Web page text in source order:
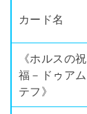
カード名
《ホルスの祝
福－ドゥアム
テフ》